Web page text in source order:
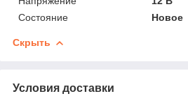
Состояние
Новое
Скрыть
Условия доставки